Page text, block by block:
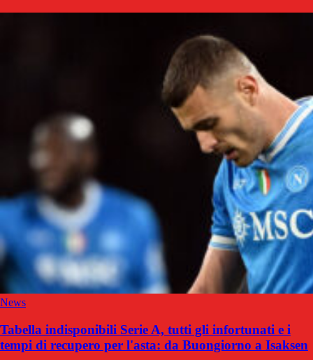
News
Tabella indisponibili Serie A, tutti gli infortunati e i
tempi di recupero per l'asta: da Buongiorno a Isaksen